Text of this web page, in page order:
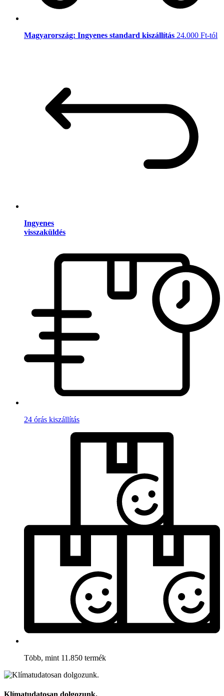
Magyarország: Ingyenes standard kiszállítás 24.000 Ft-tól
Ingyenes
visszaküldés
24 órás kiszállítás
Több, mint 11.850 termék